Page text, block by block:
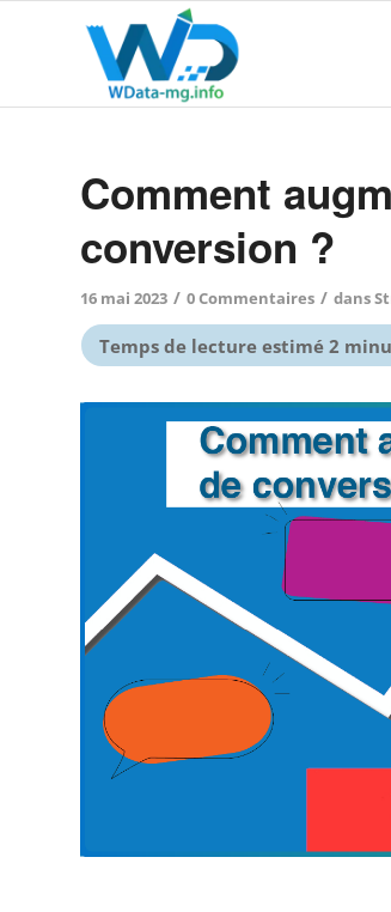
Comment
conversion ?
16 mai 2023 / 0 Commentaires / dans